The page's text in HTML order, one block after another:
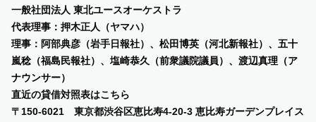
一般社団法人 東北ユースオーケストラ
代表理事：押木正人（ヤマハ）
理事：阿部典彦（岩手日報社）、 松田博英（河北新報社）、五十
嵐稔（福島民報社）、塩崎恭久（前衆議院議員）、渡辺真理（ア
ナウンサー）
直近の貸借対照表はこちら
〒150-6021 東京都渋谷区恵比寿4-20-3 恵比寿ガーデンプレイス